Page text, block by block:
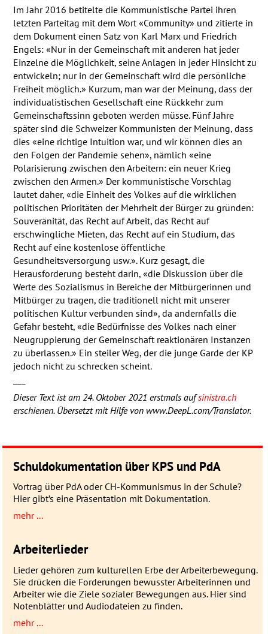
Im Jahr 2016 betitelte die Kommunistische Partei ihren
letzten Parteitag mit dem Wort «Community» und zitierte in
dem Dokument einen Satz von Karl Marx und Friedrich
Engels: «Nur in der Gemeinschaft mit anderen hat jeder
Einzelne die Möglichkeit, seine Anlagen in jeder Hinsicht zu
entwickeln; nur in der Gemeinschaft wird die persönliche
Freiheit möglich.» Kurzum, man war der Meinung, dass der
individualistischen Gesellschaft eine Rückkehr zum
Gemeinschaftssinn geboten werden müsse. Fünf Jahre
später sind die Schweizer Kommunisten der Meinung, dass
dies «eine richtige Intuition war, und wir können dies an
den Folgen der Pandemie sehen», nämlich «eine
Polarisierung zwischen den Arbeitern: ein neuer Krieg
zwischen den Armen.» Der kommunistische Vorschlag
lautet daher, «die Einheit des Volkes auf die wirklichen
politischen Prioritäten der Mehrheit der Bürger zu gründen:
Souveränität, das Recht auf Arbeit, das Recht auf
erschwingliche Mieten, das Recht auf ein Studium, das
Recht auf eine kostenlose öffentliche
Gesundheitsversorgung usw.». Kurz gesagt, die
Herausforderung besteht darin, «die Diskussion über die
Werte des Sozialismus in Bereiche der Mitbürgerinnen und
Mitbürger zu tragen, die traditionell nicht mit unserer
politischen Kultur verbunden sind», da andernfalls die
Gefahr besteht, «die Bedürfnisse des Volkes nach einer
Neugruppierung der Gemeinschaft reaktionären Instanzen
zu überlassen.» Ein steiler Weg, der die junge Garde der KP
jedoch nicht zu schrecken scheint.
Dieser Text ist am 24. Oktober 2021 erstmals aufsinistra.ch
erschienen. Übersetzt mit Hilfe von www.DeepL.com/Translator.
Schuldokumentation über KPS und PdA
Vortrag über PdA oder CH-Kommunismus in der Schule?
Hier gibt’s eine Präsentation mit Dokumentation.
mehr ...
Arbeiterlieder
Lieder gehören zum kulturellen Erbe der Arbeiterbewegung.
Sie drücken die Forderungen bewusster Arbeiterinnen und
Arbeiter wie die Ziele sozialer Bewegungen aus. Hier sind
Notenblätter und Audiodateien zu finden.
mehr ...